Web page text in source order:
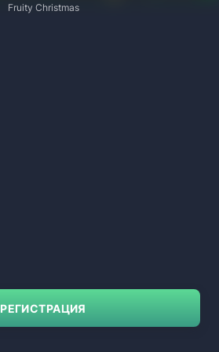
Fruity Christmas
РЕГИСТРАЦИЯ